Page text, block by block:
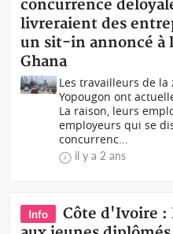
concurrence
livreraient des
un sit-in annoncé à
Ghana
Les travailleurs de
Yopougon ont
La raison, leurs
employeurs qui se
concurrenc...
il y a 2 ans
Info
Côte d'Ivoire :